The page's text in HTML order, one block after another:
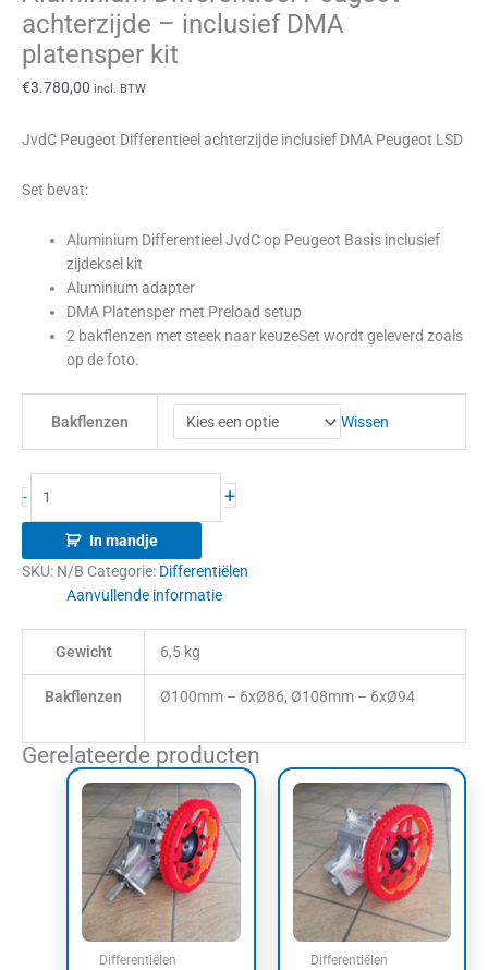
achterzijde – inclusief DMA
platensper kit
€3.780,00 incl. BTW
JvdC Peugeot Differentieel achterzijde inclusief DMA Peugeot LSD
Set bevat:
Aluminium Differentieel JvdC op Peugeot Basis inclusief
zijdeksel kit
Aluminium adapter
DMA Platensper met Preload setup
2 bakflenzen met steek naar keuzeSet wordt geleverd zoals
op de foto.
Bakflenzen Wissen
- +
In mandje
SKU: N/B Categorie: Differentiëlen
Aanvullende informatie
Gewicht 6,5 kg
Bakflenzen Ø100mm – 6xØ86, Ø108mm – 6xØ94
Gerelateerde producten
Differentiëlen Differentiëlen